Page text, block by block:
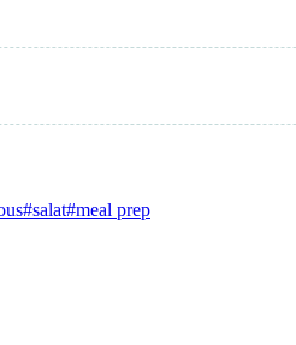
#salat#meal prep